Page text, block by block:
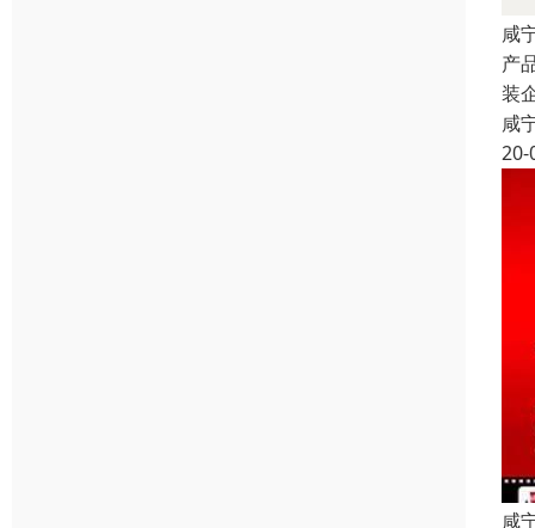
咸
产
装
咸
20-
咸